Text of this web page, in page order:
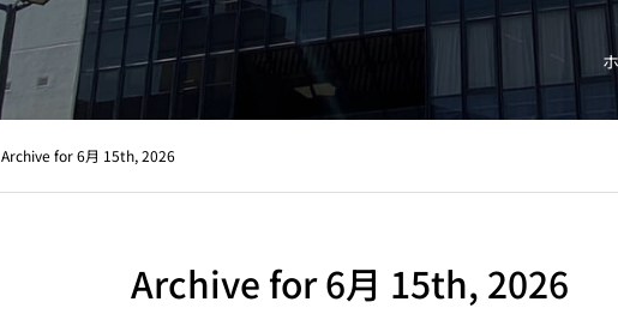
Archive for 6月 15th, 2026
Archive for 6月 15th, 2026